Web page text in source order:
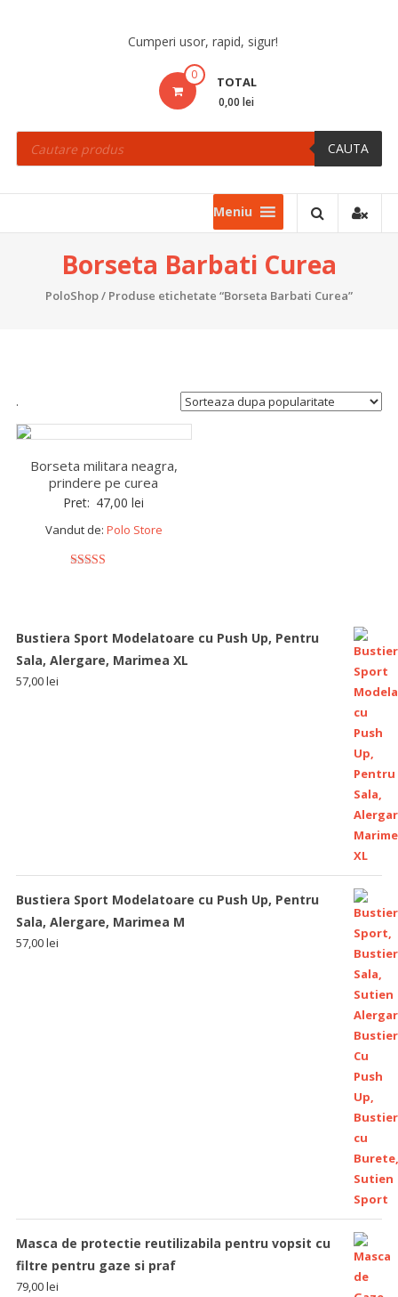
Cumperi usor, rapid, sigur!
0 TOTAL
0,00 lei
Products
search CAUTA
Meniu
Borseta Barbati Curea
PoloShop/ Produse etichetate “Borseta Barbati Curea”
.
Borseta militara neagra,
prindere pe curea
Pret: 47,00lei
Vandut de: Polo Store
Bustiera Sport Modelatoare cu Push Up, Pentru
Sala, Alergare, Marimea XL
57,00lei
Bustiera Sport Modelatoare cu Push Up, Pentru
Sala, Alergare, Marimea M
57,00lei
Masca de protectie reutilizabila pentru vopsit cu
filtre pentru gaze si praf
79,00lei